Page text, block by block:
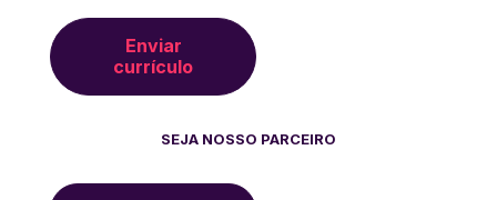
Enviar
currículo
SEJA NOSSO PARCEIRO